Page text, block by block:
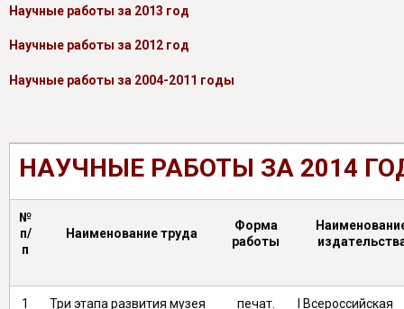
Научные работы за 2013 год
Научные работы за 2012 год
Научные работы за 2004-2011 годы
НАУЧНЫЕ РАБОТЫ ЗА 2014
№
п/
п
Наименование труда
Форма
работы
1
Три этапа развития музея
печат.
I Всероссийская